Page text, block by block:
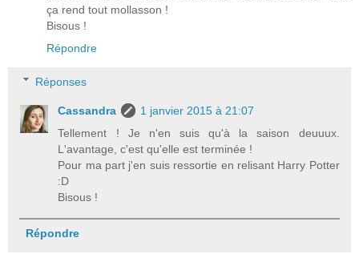
ça rend tout mollasson !
Bisous !
Répondre
Réponses
Cassandra
1 janvier 2015 à 21:07
Tellement ! Je n'en suis qu'à la saison deuuux.
L'avantage, c'est qu'elle est terminée !
Pour ma part j'en suis ressortie en relisant Harry Potter
:D
Bisous !
Répondre